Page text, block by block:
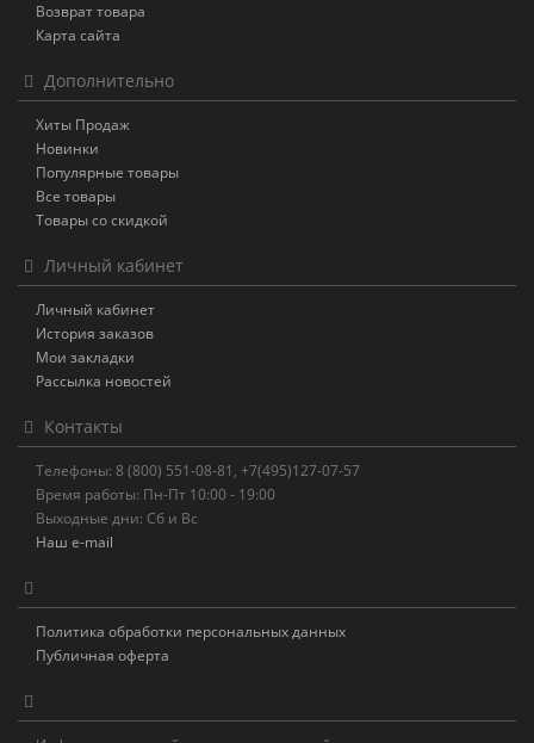
Возврат товара
Карта сайта
Дополнительно
Хиты Продаж
Новинки
Популярные товары
Все товары
Товары со скидкой
Личный кабинет
Личный кабинет
История заказов
Мои закладки
Рассылка новостей
Контакты
Телефоны: 8 (800) 551-08-81, +7(495)127-07-57
Время работы: Пн-Пт 10:00 - 19:00
Выходные дни: Сб и Вс
Наш e-mail
Политика обработки персональных данных
Публичная оферта